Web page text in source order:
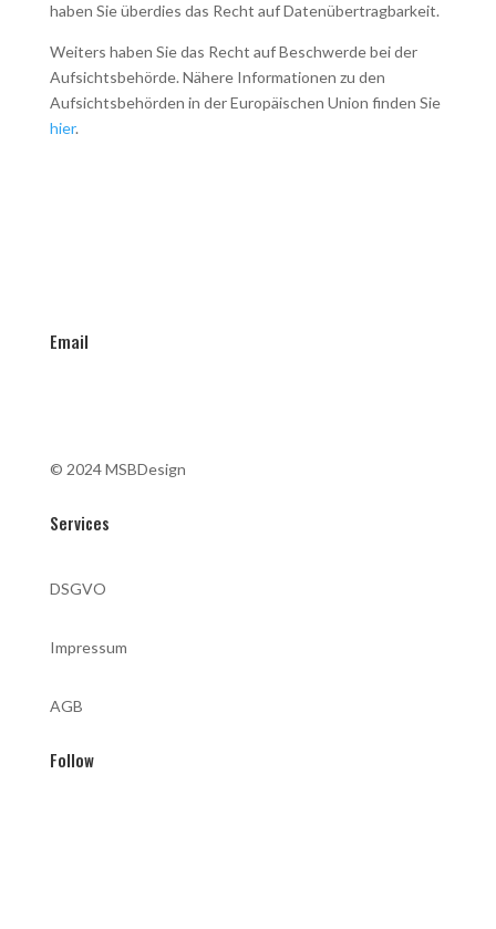
haben Sie überdies das Recht auf Datenübertragbarkeit.
Weiters haben Sie das Recht auf Beschwerde bei der
Aufsichtsbehörde. Nähere Informationen zu den
Aufsichtsbehörden in der Europäischen Union finden Sie
hier.
Email
© 2024 MSBDesign
Services
DSGVO
Impressum
AGB
Follow